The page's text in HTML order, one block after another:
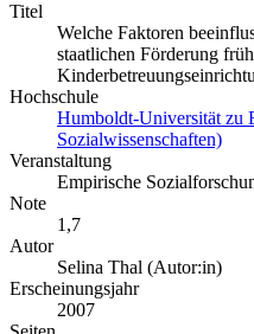
Titel
Welche Faktoren
staatlichen Förderung
Hochschule
Humboldt-Universität zu
Sozialwissenschaften)
Veranstaltung
Empirische
Note
1,7
Autor
Selina Thal (Autor:in)
Erscheinungsjahr
2007